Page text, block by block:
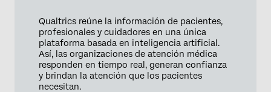
Qualtrics reúne la información de pacientes,
profesionales y cuidadores en una única
plataforma basada en inteligencia artificial.
Así, las organizaciones de atención médica
responden en tiempo real, generan confianza
y brindan la atención que los pacientes
necesitan.